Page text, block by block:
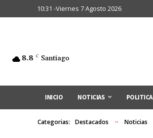
10:31 -Viernes 7 Agosto 2026
8.8 C Santiago
INICIO NOTICIAS POLITICA
Categorias: Destacados Noticias